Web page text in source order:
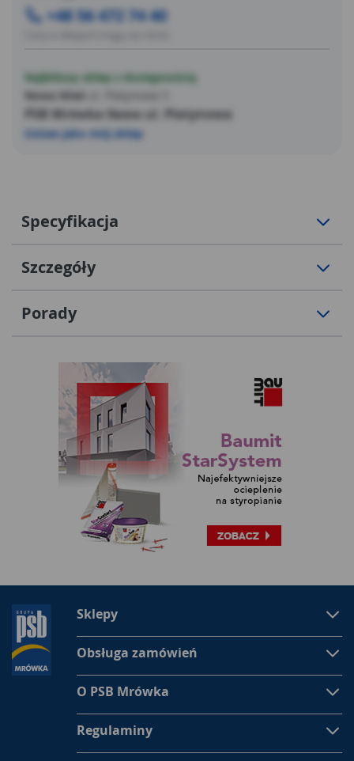
+48 56 472 74 40
Najbliższy sklep z dostępnością
Nowa Wieś
PSB Mrówka Iława ul. Platynowa
Ustaw jako mój sklep
Specyfikacja
Szczegóły
Porady
Sklepy
Obsługa zamówień
O PSB Mrówka
Regulaminy